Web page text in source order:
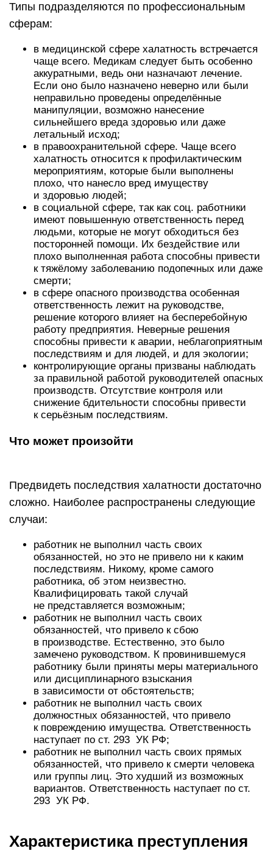
Типы подразделяются по профессиональным
сферам:
в медицинской сфере халатность встречается
чаще всего. Медикам следует быть особенно
аккуратными, ведь они назначают лечение.
Если оно было назначено неверно или были
неправильно проведены определённые
манипуляции, возможно нанесение
сильнейшего вреда здоровью или даже
летальный исход;
в правоохранительной сфере. Чаще всего
халатность относится к профилактическим
мероприятиям, которые были выполнены
плохо, что нанесло вред имуществу
и здоровью людей;
в социальной сфере, так как соц. работники
имеют повышенную ответственность перед
людьми, которые не могут обходиться без
посторонней помощи. Их бездействие или
плохо выполненная работа способны привести
к тяжёлому заболеванию подопечных или даже
смерти;
в сфере опасного производства особенная
ответственность лежит на руководстве,
решение которого влияет на бесперебойную
работу предприятия. Неверные решения
способны привести к аварии, неблагоприятным
последствиям и для людей, и для экологии;
контролирующие органы призваны наблюдать
за правильной работой руководителей опасных
производств. Отсутствие контроля или
снижение бдительности способны привести
к серьёзным последствиям.
Что может произойти
Предвидеть последствия халатности достаточно
сложно. Наиболее распространены следующие
случаи:
работник не выполнил часть своих
обязанностей, но это не привело ни к каким
последствиям. Никому, кроме самого
работника, об этом неизвестно.
Квалифицировать такой случай
не представляется возможным;
работник не выполнил часть своих
обязанностей, что привело к сбою
в производстве. Естественно, это было
замечено руководством. К провинившемуся
работнику были приняты меры материального
или дисциплинарного взыскания
в зависимости от обстоятельств;
работник не выполнил часть своих
должностных обязанностей, что привело
к повреждению имущества. Ответственность
наступает по ст. 293 УК РФ;
работник не выполнил часть своих прямых
обязанностей, что привело к смерти человека
или группы лиц. Это худший из возможных
вариантов. Ответственность наступает по ст.
293 УК РФ.
Характеристика преступления